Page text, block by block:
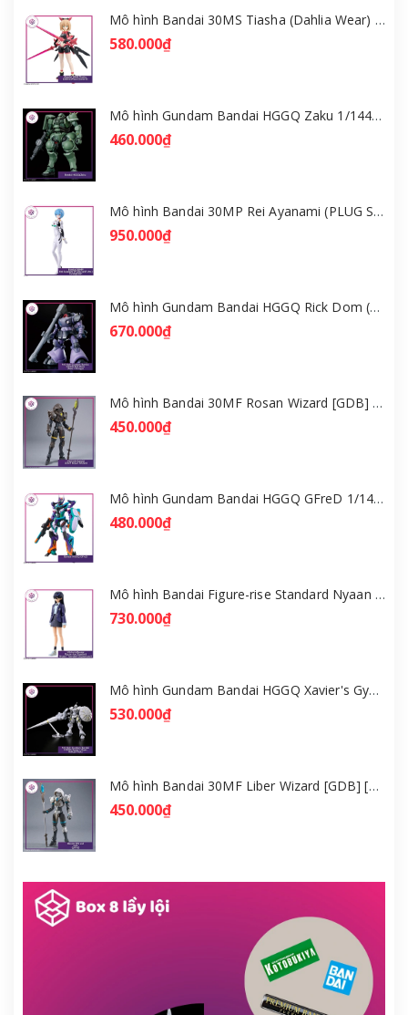
Mô hình Bandai 30MS Tiasha (Dahlia Wear) [Color B] [GDB] [30MS]
580.000₫
Mô hình Gundam Bandai HGGQ Zaku 1/144 – MSG GQuuuuuuX [GDB] [BHG]
460.000₫
Mô hình Bandai 30MP Rei Ayanami (PLUG SUIT Ver.) – Evangelion [GDB] [30MP]
950.000₫
Mô hình Gundam Bandai HGGQ Rick Dom (Gaia / Ortega) 1/144 [GDB] [BHG]
670.000₫
Mô hình Bandai 30MF Rosan Wizard [GDB] [30MF]
450.000₫
Mô hình Gundam Bandai HGGQ GFreD 1/144 [GDB] [BHG]
480.000₫
Mô hình Bandai Figure-rise Standard Nyaan - Gundam GQuuuuuuX [GDB] [FRS]
730.000₫
Mô hình Gundam Bandai HGGQ Xavier's Gyan Hakuji-Packs 1/144 [GDB] [BHG]
530.000₫
Mô hình Bandai 30MF Liber Wizard [GDB] [30MF]
450.000₫